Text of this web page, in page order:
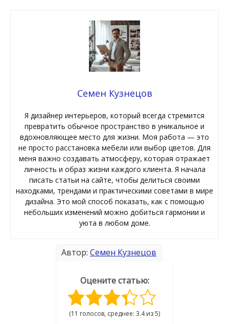
Семен Кузнецов
Я дизайнер интерьеров, который всегда стремится
превратить обычное пространство в уникальное и
вдохновляющее место для жизни. Моя работа — это
не просто расстановка мебели или выбор цветов. Для
меня важно создавать атмосферу, которая отражает
личность и образ жизни каждого клиента. Я начала
писать статьи на сайте, чтобы делиться своими
находками, трендами и практическими советами в мире
дизайна. Это мой способ показать, как с помощью
небольших изменений можно добиться гармонии и
уюта в любом доме.
Автор: Семен Кузнецов
Оцените статью:
(11 голосов, среднее: 3.4 из 5)